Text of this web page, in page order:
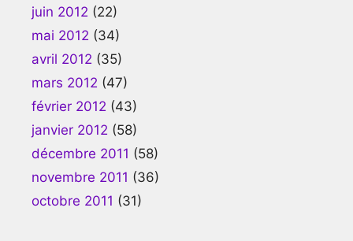
juin 2012 (22)
mai 2012 (34)
avril 2012 (35)
mars 2012 (47)
février 2012 (43)
janvier 2012 (58)
décembre 2011 (58)
novembre 2011 (36)
octobre 2011 (31)